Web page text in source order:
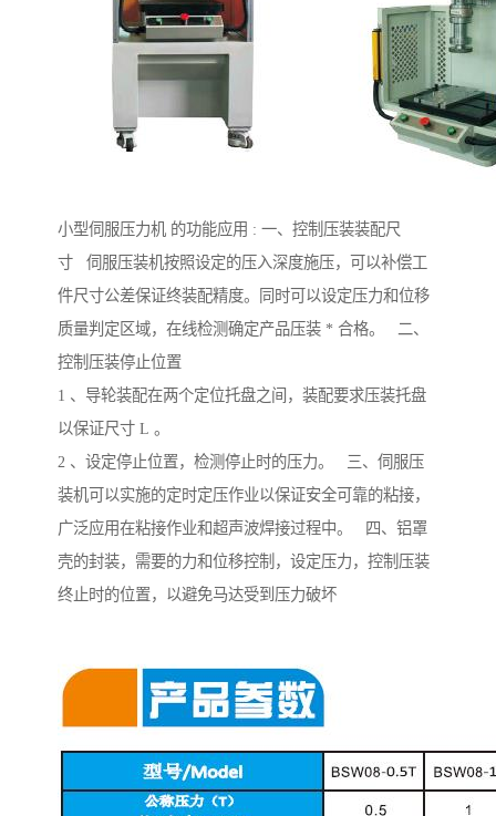
小型伺服压力机 的功能应用 : 一、控制压装装配尺
寸 伺服压装机按照设定的压入深度施压，可以补偿工
件尺寸公差保证终装配精度。同时可以设定压力和位移
质量判定区域，在线检测确定产品压装 * 合格。 二、
控制压装停止位置
1 、导轮装配在两个定位托盘之间，装配要求压装托盘
以保证尺寸 L 。
2 、设定停止位置，检测停止时的压力。 三、伺服压
装机可以实施的定时定压作业以保证安全可靠的粘接，
广泛应用在粘接作业和超声波焊接过程中。 四、铝罩
壳的封装，需要的力和位移控制，设定压力，控制压装
终止时的位置，以避免马达受到压力破坏